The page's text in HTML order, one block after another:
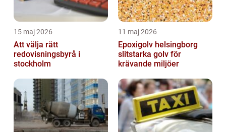
15 maj 2026
Att välja rätt
redovisningsbyrå i
stockholm
11 maj 2026
Epoxigolv helsingborg
slitstarka golv för
krävande miljöer